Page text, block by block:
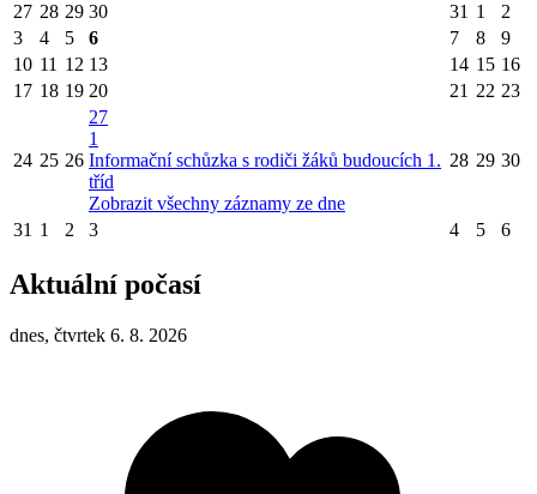
27 28 29 30 31 1
2
3
4 5 6 7 8
9
10 11 12 13 14 15 16
17 18 19 20 21 22 23
24 25 26
27
1
Informační schůzka s rodiči žáků budoucích 1.
tříd
Zobrazit všechny záznamy ze dne
28 29 30
31 1 2 3 4 5 6
Aktuální počasí
dnes, čtvrtek 6. 8. 2026